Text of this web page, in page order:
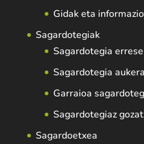
Gidak eta
Sagardotegiak
Sagardotegia
Sagardotegia
Garraioa
Sagardotegiaz
Sagardoetxea